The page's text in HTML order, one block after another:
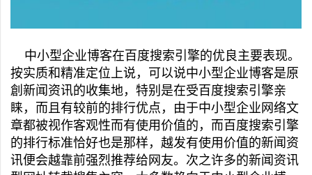
中小型企业博客在百度搜索引擎的优良主要表现。
按实质和精准定位上说，可以说中小型企业博客是原
創新闻资讯的收集地，特别是在受百度搜索引擎亲
睐，而且有较前的排行优点，由于中小型企业网络文
章都被视作客观性而有使用价值的，而百度搜索引擎
的排行标准恰好也是那样，越发有使用价值的新闻资
讯便会越靠前强烈推荐给网友。次之许多的新闻资讯